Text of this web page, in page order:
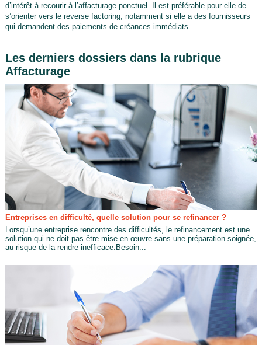
d’intérêt à recourir à l’affacturage ponctuel. Il est préférable pour elle de
s’orienter vers le reverse factoring, notamment si elle a des fournisseurs
qui demandent des paiements de créances immédiats.
Les derniers dossiers dans la rubrique
Affacturage
Entreprises en difficulté, quelle solution pour se refinancer ?
Lorsqu’une entreprise rencontre des difficultés, le refinancement est une
solution qui ne doit pas être mise en œuvre sans une préparation soignée,
au risque de la rendre inefficace.Besoin...